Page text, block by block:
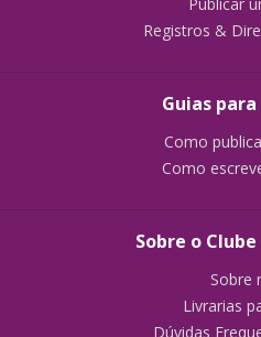
Registros &
Guias
Como
Como
Sobre o
Sobre
Livrarias
Dúvidas